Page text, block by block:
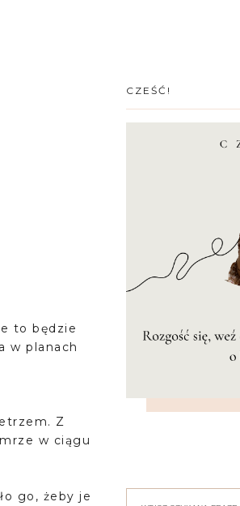
to będzie
w planach
Z
w ciągu
go, żeby je
CZEŚĆ!